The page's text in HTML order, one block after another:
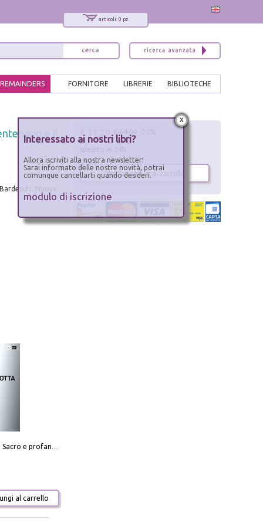
articoli: 0 pz.
BIBLIOTECHE
LIBRERIE
FORNITORE
REMAINDERS
e il
Nuova
al carrello
€ 11.20
aggiungi al carrello
x
Interessato ai nostri libri?
Allora iscriviti alla nostra newsletter!
Sarai informato delle nostre novità, potrai
comunque cancellarti quando desideri.
modulo di iscrizione